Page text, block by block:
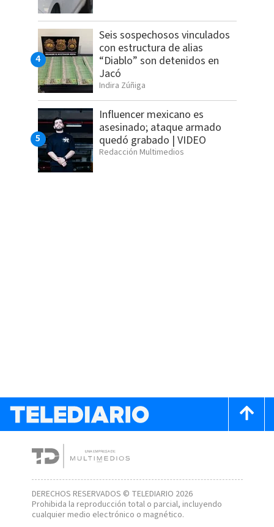
Seis sospechosos vinculados
con estructura de alias
“Diablo” son detenidos en
Jacó
Indira Zúñiga
Influencer mexicano es
asesinado; ataque armado
quedó grabado | VIDEO
Redacción Multimedios
DERECHOS RESERVADOS © TELEDIARIO 2026
Prohibida la reproducción total o parcial, incluyendo
cualquier medio electrónico o magnético.